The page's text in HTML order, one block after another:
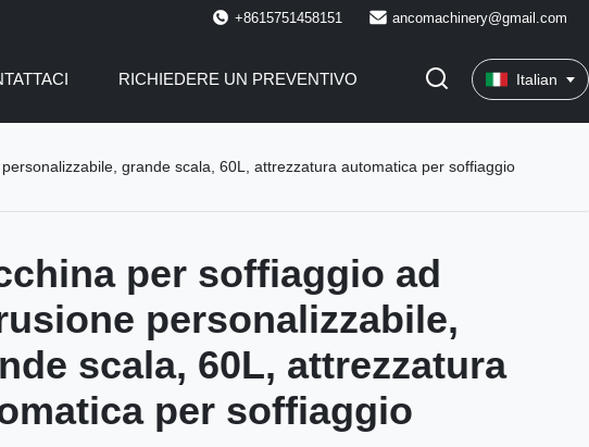
+8615751458151 ancomachinery@gmail.com
RICHIEDERE UN PREVENTIVO Italian
grande scala, 60L, attrezzatura automatica per soffiaggio
per soffiaggio ad
personalizzabile,
scala, 60L, attrezzatura
per soffiaggio